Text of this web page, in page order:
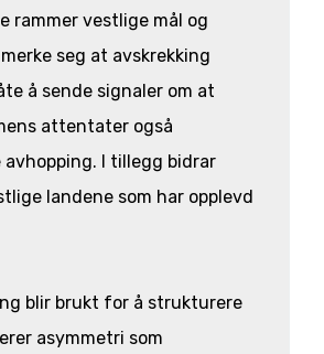
rammer vestlige mål og
seg at avskrekking
å sende signaler om at
attentater også
I tillegg bidrar
landene som har opplevd
blir brukt for å strukturere
asymmetri som